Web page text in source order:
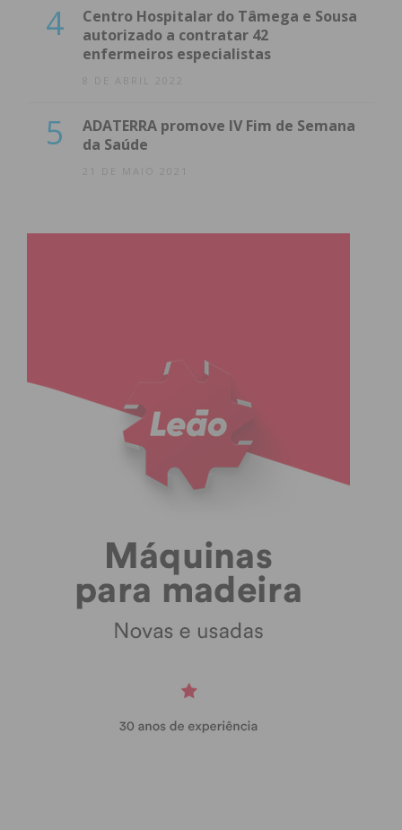
4
Centro Hospitalar do Tâmega e Sousa
autorizado a contratar 42
enfermeiros especialistas
8 DE ABRIL 2022
5
ADATERRA promove IV Fim de Semana
da Saúde
21 DE MAIO 2021